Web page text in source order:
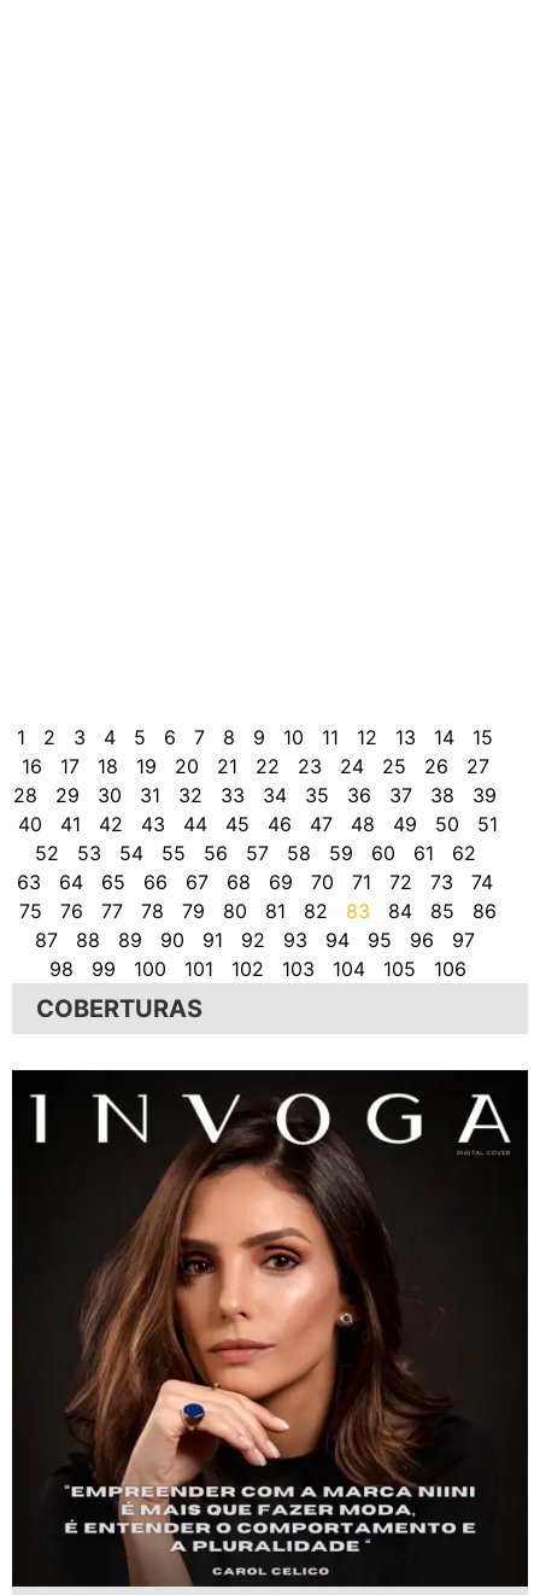
1 2 3 4 5 6 7 8 9 10 11 12 13 14
15
16
17 18 19 20 21 22 23 24 25 26
27
28
29 30 31 32 33 34 35 36 37 38
39
40
41 42 43 44 45 46 47 48 49 50
51
52
53 54 55 56 57 58 59 60 61
62
63
64 65 66 67 68 69 70 71 72 73
74
75
76 77 78 79 80 81 82 83 84 85
86
87
88 89 90 91 92 93 94 95 96
97
98
99 100 101 102 103 104 105 106
COBERTURAS